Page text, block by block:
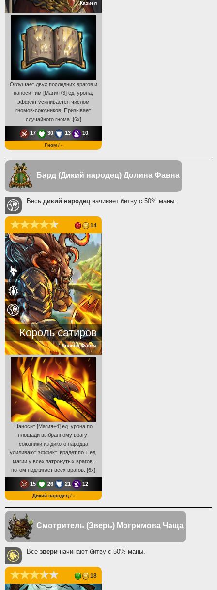
Казиел
Оглушает двух последних врагов и
наносит им [Магия+3] ед. урона;
эффект усиливается числом
гномов-союзников. Призывает
случайного гнома. [6x]
17 30 13 10
Гном / -
Бард (Дикий народец) Долина Фавна
Весь дикий народец начинает битву с 50% маны.
14
Король сатиров
Долина Фавна
Наносит [Магия+4] ед. урона по
площади выбранному врагу;
союзники из дикого народца
усиливают эффект. Крадет по 1 ед.
магии у всех затронутых врагов,
потом поджигает всех врагов. [6x]
15 26 21 12
Дикий народец / -
Смотритель (Зверь) Могримова Чаща
Все звери начинают битву с 50% маны.
18